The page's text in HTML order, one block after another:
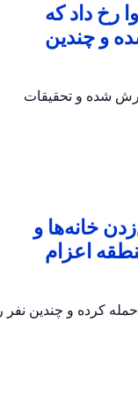
رخ داد که
و چندین
شده و تحقیقات
خانه‌ها و
اعزام
کرده و چندین نفر را